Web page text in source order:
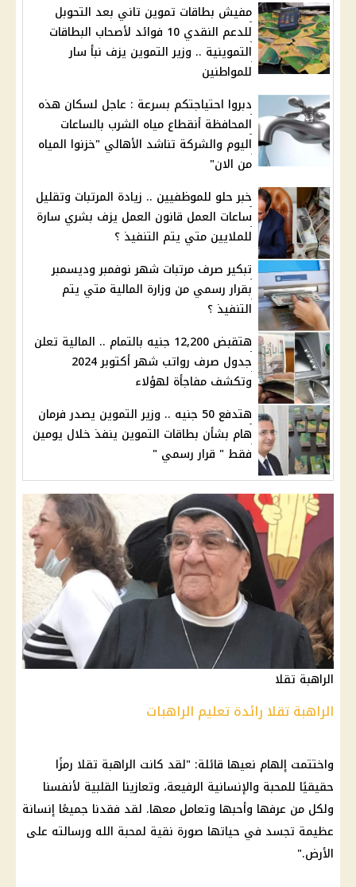
مفيش بطاقات تموين تاني بعد التحوبل
للدعم النقدي 10 فوائد لأصحاب البطاقات
التموينية .. وزير التموين يزف نبأ سار
للمواطنين
دبروا احتياجتكم بسرعة : عاجل لسكان هذه
المحافظة أنقطاع مياه الشرب بالساعات
اليوم والشركة تناشد الأهالي "خزنوا المياه
من الان"
خبر حلو للموظفيين .. زيادة المرتبات وتقليل
ساعات العمل قانون العمل يزف بشري سارة
للملايين متي يتم التنفيذ ؟
تبكير صرف مرتبات شهر نوفمبر وديسمبر
بقرار رسمي من وزارة المالية متي يتم
التنفيذ ؟
هتقبض 12,200 جنيه بالتمام .. المالية تعلن
جدول صرف رواتب شهر أكتوبر 2024
وتكشف مفاجأة لهؤلاء
هتدفع 50 جنيه .. وزير التموين يصدر فرمان
هام بشأن بطاقات التموين ينفذ خلال يومين
فقط " قرار رسمي "
الراهبة تقلا
الراهبة تقلا رائدة تعليم الراهبات
واختتمت إلهام نعيها قائلة: "لقد كانت الراهبة تقلا رمزًا
حقيقيًا للمحبة والإنسانية الرفيعة، وتعازينا القلبية لأنفسنا
ولكل من عرفها وأحبها وتعامل معها. لقد فقدنا جميعًا إنسانة
عظيمة تجسد في حياتها صورة نقية لمحبة الله ورسالته على
الأرض."